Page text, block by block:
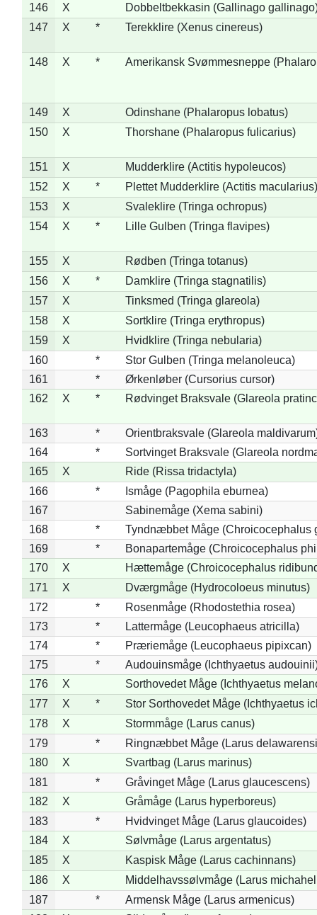
146
X
Dobbeltbekkasin (Gallinago
147
X * Terekklire (Xenus cinereus)
148 X * Amerikansk Svømmesneppe
149 X
Odinshane (Phalaropus lobatus)
150
X Thorshane (Phalaropus fulicarius)
151 X
Mudderklire (Actitis hypoleucos)
152
X *
Plettet Mudderklire (Actitis macularius)
153
X
Svaleklire (Tringa ochropus)
154
X * Lille Gulben (Tringa flavipes)
155 X
Rødben (Tringa totanus)
156
X *
Damklire (Tringa stagnatilis)
157
X
Tinksmed (Tringa glareola)
158
X
Sortklire (Tringa erythropus)
159
X
Hvidklire (Tringa nebularia)
160
*
Stor Gulben (Tringa melanoleuca)
161
*
Ørkenløber (Cursorius cursor)
162
X * Rødvinget Braksvale (Glareola
163 *
Orientbraksvale (Glareola
164
*
Sortvinget Braksvale (Glareola
165
X
Ride (Rissa tridactyla)
166
*
Ismåge (Pagophila eburnea)
167
Sabinemåge (Xema sabini)
168
*
Tyndnæbbet Måge (Chroicocephalus
169
*
Bonapartemåge (Chroicocephalus
170
X
Hættemåge (Chroicocephalus
171
X
Dværgmåge (Hydrocoloeus minutus)
172
*
Rosenmåge (Rhodostethia rosea)
173
*
Lattermåge (Leucophaeus atricilla)
174
*
Præriemåge (Leucophaeus pipixcan)
175
*
Audouinsmåge (Ichthyaetus
176
X
Sorthovedet Måge (Ichthyaetus
177
X *
Stor Sorthovedet Måge (Ichthyaetus
178
X
Stormmåge (Larus canus)
179
*
Ringnæbbet Måge (Larus
180
X
Svartbag (Larus marinus)
181
*
Gråvinget Måge (Larus glaucescens)
182
X
Gråmåge (Larus hyperboreus)
183
*
Hvidvinget Måge (Larus glaucoides)
184
X
Sølvmåge (Larus argentatus)
185
X
Kaspisk Måge (Larus cachinnans)
186
X
Middelhavssølvmåge (Larus
187
*
Armensk Måge (Larus armenicus)